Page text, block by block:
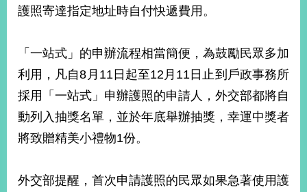
新
聞
心
外
交
資
訊
與
護照寄達指定地址時自付快遞費用。
「一站式」的申辦流程相當簡便，為鼓勵民眾多加
利用，凡自8月11日起至12月11日止到戶政事務所
採用「一站式」申辦護照的申請人，外交部都將自
動列入抽獎名單，並於年底舉辦抽獎，幸運中獎者
將致贈精美小禮物1份。
外交部提醒，首次申請護照的民眾如果急著使用護